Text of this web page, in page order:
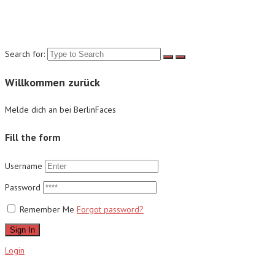
Search for:
Willkommen zurück
Melde dich an bei BerlinFaces
Fill the form
Username
Password
Remember Me Forgot password?
Sign In
Login